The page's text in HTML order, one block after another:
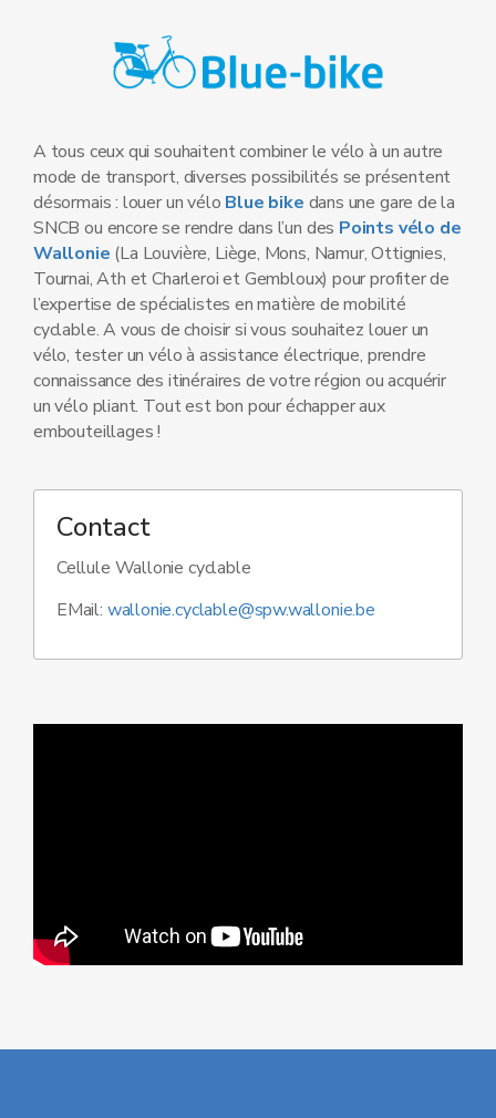
A tous ceux qui souhaitent combiner le vélo à un autre
mode de transport, diverses possibilités se présentent
désormais : louer un vélo Blue bike dans une gare de la
SNCB ou encore se rendre dans l’un des Points vélo de
Wallonie (La Louvière, Liège, Mons, Namur, Ottignies,
Tournai, Ath et Charleroi et Gembloux) pour profiter de
l’expertise de spécialistes en matière de mobilité
cyclable. A vous de choisir si vous souhaitez louer un
vélo, tester un vélo à assistance électrique, prendre
connaissance des itinéraires de votre région ou acquérir
un vélo pliant. Tout est bon pour échapper aux
embouteillages !
Contact
Cellule Wallonie cyclable
EMail: wallonie.cyclable@spw.wallonie.be